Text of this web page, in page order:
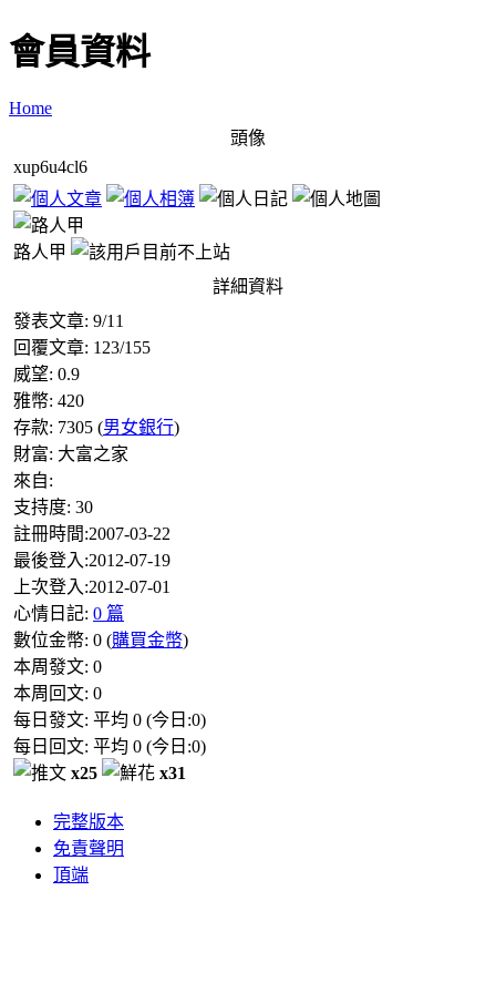
會員資料
Home
頭像
xup6u4cl6
路人甲
詳細資料
發表文章: 9/11
回覆文章: 123/155
威望: 0.9
雅幣: 420
存款: 7305 (男女銀行)
財富: 大富之家
來自:
支持度: 30
註冊時間:2007-03-22
最後登入:2012-07-19
上次登入:2012-07-01
心情日記: 0 篇
數位金幣: 0 (購買金幣)
本周發文: 0
本周回文: 0
每日發文: 平均 0 (今日:0)
每日回文: 平均 0 (今日:0)
x25
x31
完整版本
免責聲明
頂端